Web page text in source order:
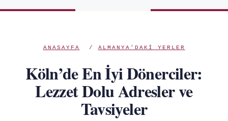
ANASAYFA / ALMANYA'DAKI YERLER
Köln’de En İyi Dönerciler:
Lezzet Dolu Adresler ve
Tavsiyeler